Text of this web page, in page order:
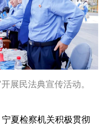
展民法典宣传活动。
夏检察机关积极贯彻